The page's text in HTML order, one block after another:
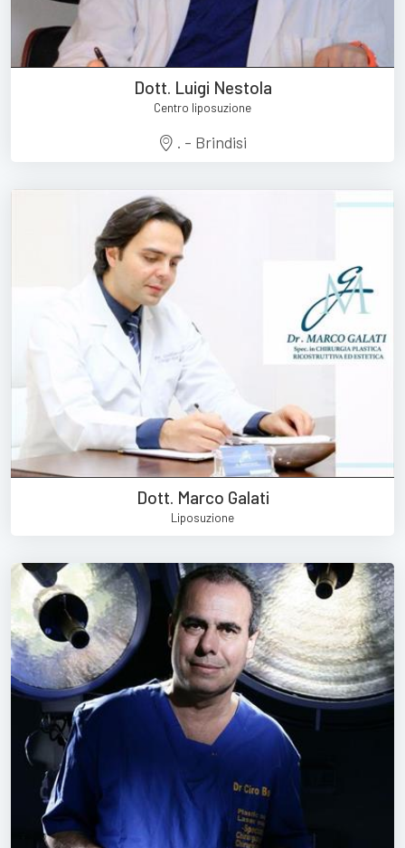
Dott. Luigi Nestola
Centro liposuzione
. - Brindisi
Dott. Marco Galati
Liposuzione